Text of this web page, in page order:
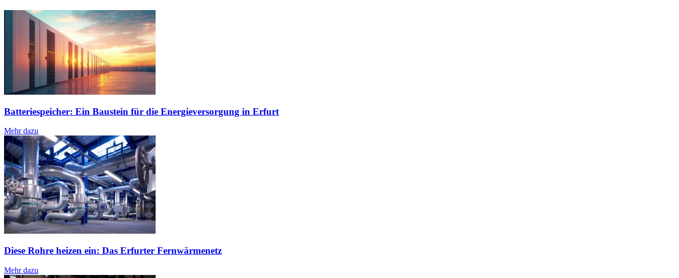
Batteriespeicher: Ein Baustein für die Energieversorgung in Erfurt
Mehr dazu
Diese Rohre heizen ein: Das Erfurter Fernwärmenetz
Mehr dazu